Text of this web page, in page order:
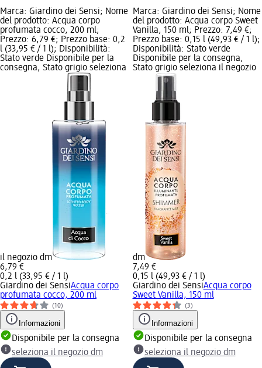
Marca: Giardino dei Sensi; Nome
del prodotto: Acqua corpo
profumata cocco, 200 ml;
Prezzo: 6,79 €; Prezzo base: 0,2
l (33,95 € / 1 l); Disponibilità:
Stato verde Disponibile per la
consegna, Stato grigio seleziona
il negozio dm
6,79 €
0,2 l (33,95 € / 1 l)
Giardino dei SensiAcqua corpo
profumata cocco, 200 ml
(10)
Informazioni
Disponibile per la consegna
seleziona il negozio dm
Marca: Giardino dei Sensi; Nome
del prodotto: Acqua corpo Sweet
Vanilla, 150 ml; Prezzo: 7,49 €;
Prezzo base: 0,15 l (49,93 € / 1 l);
Disponibilità: Stato verde
Disponibile per la consegna,
Stato grigio seleziona il negozio
dm
7,49 €
0,15 l (49,93 € / 1 l)
Giardino dei SensiAcqua corpo
Sweet Vanilla, 150 ml
(3)
Informazioni
Disponibile per la consegna
seleziona il negozio dm